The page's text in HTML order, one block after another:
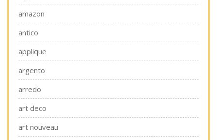
amazon
antico
applique
argento
arredo
art deco
art nouveau